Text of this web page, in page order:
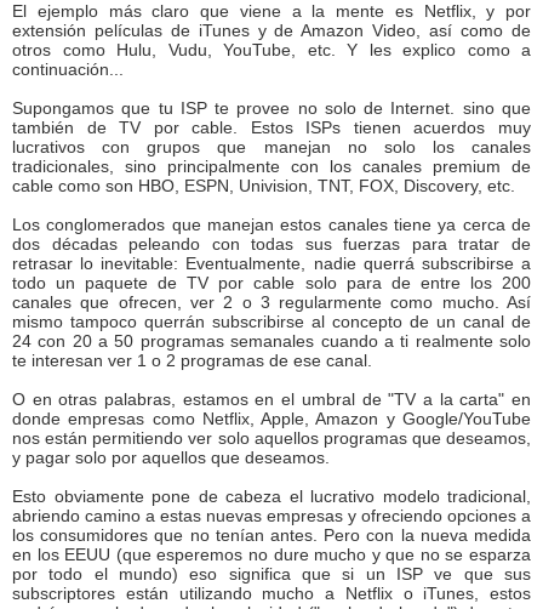
El ejemplo más claro que viene a la mente es Netflix, y por
extensión películas de iTunes y de Amazon Video, así como de
otros como Hulu, Vudu, YouTube, etc. Y les explico como a
continuación...
Supongamos que tu ISP te provee no solo de Internet. sino que
también de TV por cable. Estos ISPs tienen acuerdos muy
lucrativos con grupos que manejan no solo los canales
tradicionales, sino principalmente con los canales premium de
cable como son HBO, ESPN, Univision, TNT, FOX, Discovery, etc.
Los conglomerados que manejan estos canales tiene ya cerca de
dos décadas peleando con todas sus fuerzas para tratar de
retrasar lo inevitable: Eventualmente, nadie querrá subscribirse a
todo un paquete de TV por cable solo para de entre los 200
canales que ofrecen, ver 2 o 3 regularmente como mucho. Así
mismo tampoco querrán subscribirse al concepto de un canal de
24 con 20 a 50 programas semanales cuando a ti realmente solo
te interesan ver 1 o 2 programas de ese canal.
O en otras palabras, estamos en el umbral de "TV a la carta" en
donde empresas como Netflix, Apple, Amazon y Google/YouTube
nos están permitiendo ver solo aquellos programas que deseamos,
y pagar solo por aquellos que deseamos.
Esto obviamente pone de cabeza el lucrativo modelo tradicional,
abriendo camino a estas nuevas empresas y ofreciendo opciones a
los consumidores que no tenían antes. Pero con la nueva medida
en los EEUU (que esperemos no dure mucho y que no se esparza
por todo el mundo) eso significa que si un ISP ve que sus
subscriptores están utilizando mucho a Netflix o iTunes, estos